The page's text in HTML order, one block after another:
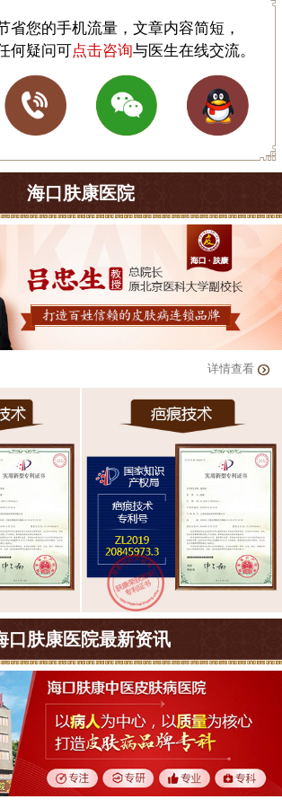
省您的手机流量，文章内容简短，
何疑问可点击咨询与医生在线交流。
海口肤康医院
详情查看
口肤康医院最新资讯